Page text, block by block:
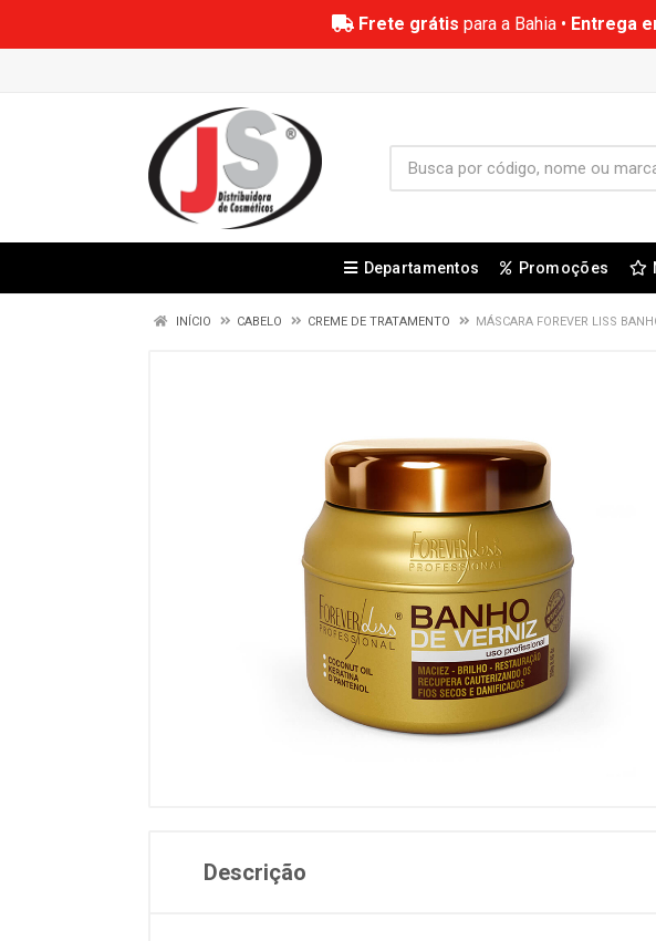
Frete grátis para a Bahia • Entrega
Departamentos Promoções
INÍCIO CABELO CREME DE TRATAMENTO MÁSCARA FOREVER LISS
Descrição